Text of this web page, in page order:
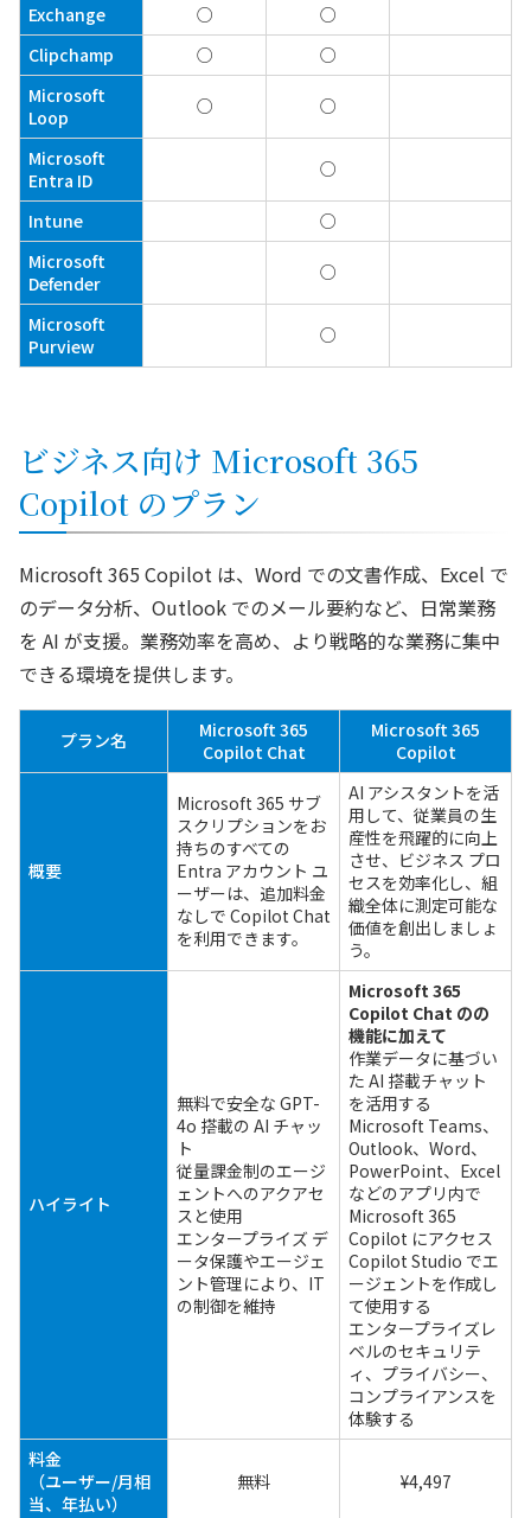
Exchange
○
○
Clipchamp
○
○
Microsoft
Loop
○ ○
Microsoft
Entra ID
○
Intune
○
Microsoft
Defender
○
Microsoft
Purview
○
ビジネス向け Microsoft 365
Copilot のプラン
Microsoft 365 Copilot は、Word での文書作成、Excel で
のデータ分析、Outlook でのメール要約など、日常業務
を AI が支援。業務効率を高め、より戦略的な業務に集中
できる環境を提供します。
プラン名
Microsoft 365
Copilot Chat
Microsoft 365
Copilot
概要
Microsoft 365 サブ
スクリプションをお
持ちのすべての
Entra アカウント ユ
ーザーは、追加料金
なしで Copilot Chat
を利用できます。
AI アシスタントを活
用して、従業員の生
産性を飛躍的に向上
させ、ビジネス プロ
セスを効率化し、組
織全体に測定可能な
価値を創出しましょ
う。
ハイライト
無料で安全な GPT-
4o 搭載の AI チャッ
ト
従量課金制のエージ
ェントへのアクアセ
スと使用
エンタープライズ デ
ータ保護やエージェ
ント管理により、IT
の制御を維持
Microsoft 365
Copilot Chat のの
機能に加えて
作業データに基づい
た AI 搭載チャット
を活用する
Microsoft Teams、
Outlook、Word、
PowerPoint、Excel
などのアプリ内で
Microsoft 365
Copilot にアクセス
Copilot Studio でエ
ージェントを作成し
て使用する
エンタープライズレ
ベルのセキュリテ
ィ、プライバシー、
コンプライアンスを
体験する
料金
（ユーザー/月相
当、年払い）
無料 ¥4,497